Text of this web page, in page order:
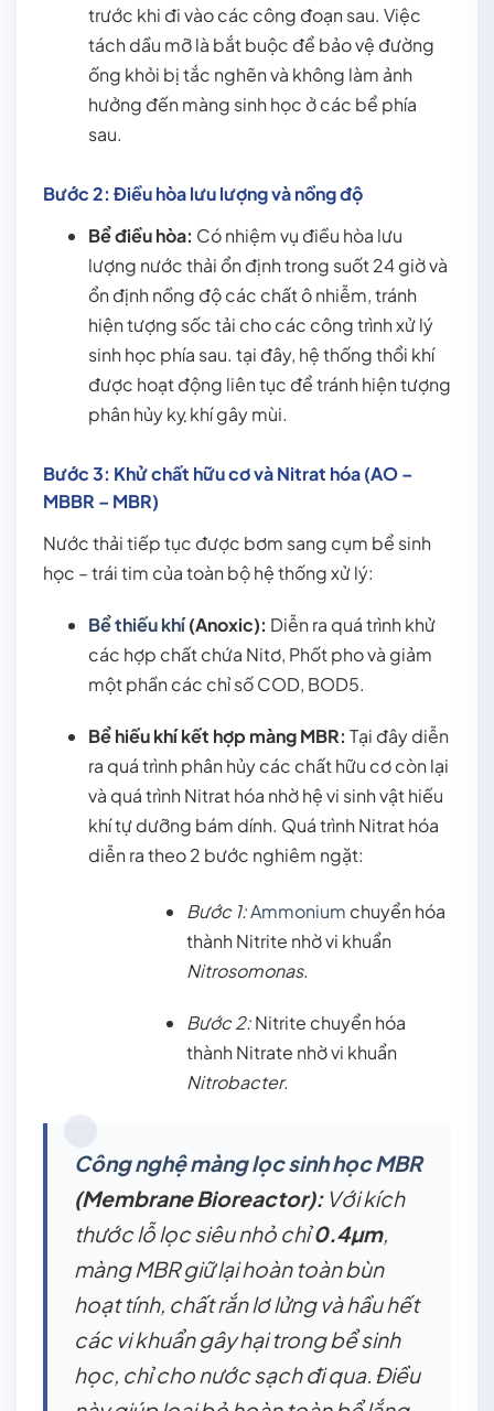
trước khi đi vào các công đoạn sau. Việc
tách dầu mỡ là bắt buộc để bảo vệ đường
ống khỏi bị tắc nghẽn và không làm ảnh
hưởng đến màng sinh học ở các bể phía
sau.
Bước 2: Điều hòa lưu lượng và nồng độ
Bể điều hòa: Có nhiệm vụ điều hòa lưu
lượng nước thải ổn định trong suốt 24 giờ và
ổn định nồng độ các chất ô nhiễm, tránh
hiện tượng sốc tải cho các công trình xử lý
sinh học phía sau. tại đây, hệ thống thổi khí
được hoạt động liên tục để tránh hiện tượng
phân hủy kỵ khí gây mùi.
Bước 3: Khử chất hữu cơ và Nitrat hóa (AO –
MBBR – MBR)
Nước thải tiếp tục được bơm sang cụm bể sinh
học – trái tim của toàn bộ hệ thống xử lý:
Bể thiếu khí(Anoxic): Diễn ra quá trình khử
các hợp chất chứa Nitơ, Phốt pho và giảm
một phần các chỉ số COD, BOD5.
Bể hiếu khí kết hợp màng MBR: Tại đây diễn
ra quá trình phân hủy các chất hữu cơ còn lại
và quá trình Nitrat hóa nhờ hệ vi sinh vật hiếu
khí tự dưỡng bám dính. Quá trình Nitrat hóa
diễn ra theo 2 bước nghiêm ngặt:
Bước 1:Ammonium chuyển hóa
thành Nitrite nhờ vi khuẩn
Nitrosomonas.
Bước 2:Nitrite chuyển hóa
thành Nitrate nhờ vi khuẩn
Nitrobacter.
Công nghệ màng lọc sinh học MBR
(Membrane Bioreactor):Với kích
thước lỗ lọc siêu nhỏ chỉ0.4µm,
màng MBR giữ lại hoàn toàn bùn
hoạt tính, chất rắn lơ lửng và hầu hết
các vi khuẩn gây hại trong bể sinh
học, chỉ cho nước sạch đi qua. Điều